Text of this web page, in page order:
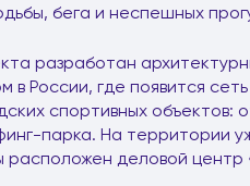
бега и неспешных
разработан
в России, где появится
спортивных объектов:
парка. На территории
расположен деловой